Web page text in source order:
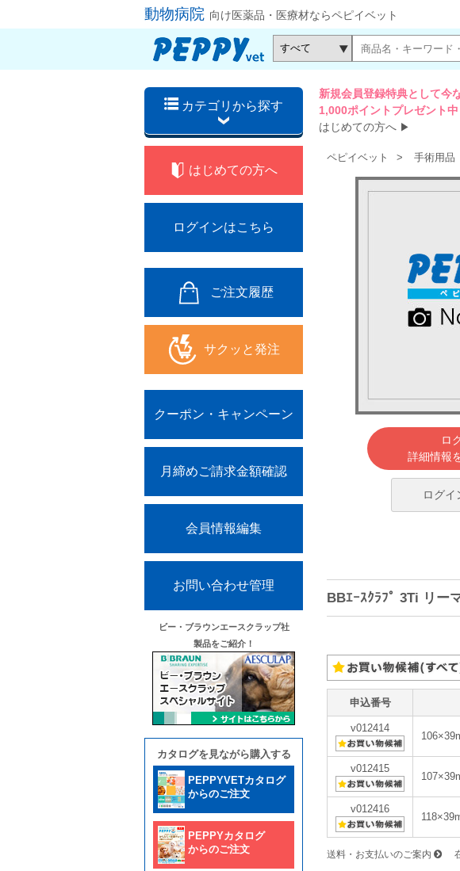
動物病院 向け医薬品・医療材ならペピイベット
カテゴリから探す
新規会員登録特典として今
1,000ポイントプレゼント中
はじめての方へ ▶
はじめての方へ
ログインはこちら
ご注文履歴
サクッと発注
クーポン・キャンペーン
月締めご請求金額確認
会員情報編集
お問い合わせ管理
ビー・ブラウンエースクラップ社
製品をご紹介！
カタログを見ながら購入する
PEPPYVETカタログ
からのご注文
PEPPYカタログ
からのご注文
ペピイベット 手術用品
ロ
詳細情報
ログイ
BBｴｰｽｸﾗﾌﾟ 3Ti リー
申込番号
v012414
v012415
v012416
送料・お支払いのご案内